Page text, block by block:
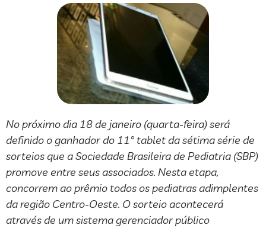
No próximo dia 18 de janeiro (quarta-feira) será
definido o ganhador do 11° tablet da sétima série de
sorteios que a Sociedade Brasileira de Pediatria (SBP)
promove entre seus associados. Nesta etapa,
concorrem ao prêmio todos os pediatras adimplentes
da região Centro-Oeste. O sorteio acontecerá
através de um sistema gerenciador público